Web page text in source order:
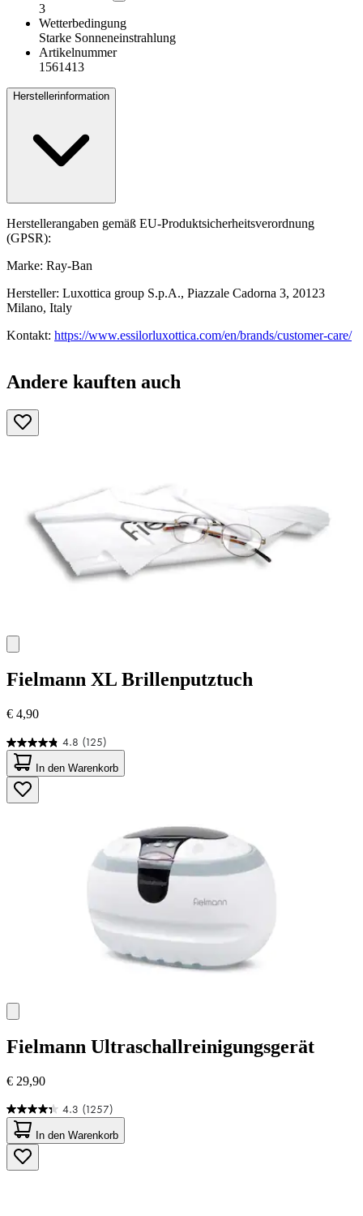
3
Wetterbedingung
Starke Sonneneinstrahlung
Artikelnummer
1561413
Herstellerinformation
Herstellerangaben gemäß EU-Produktsicherheitsverordnung
(GPSR):
Marke: Ray-Ban
Hersteller: Luxottica group S.p.A., Piazzale Cadorna 3, 20123
Milano, Italy
Kontakt: https://www.essilorluxottica.com/en/brands/customer-care/
Andere kauften auch
Fielmann XL Brillenputztuch
€ 4,90
4.8 (125)
4.8
von
5
Sternen.
125
In den Warenkorb
Fielmann Ultraschallreinigungsgerät
€ 29,90
4.3 (1257)
4.3
von
5
Sternen.
1257
In den Warenkorb